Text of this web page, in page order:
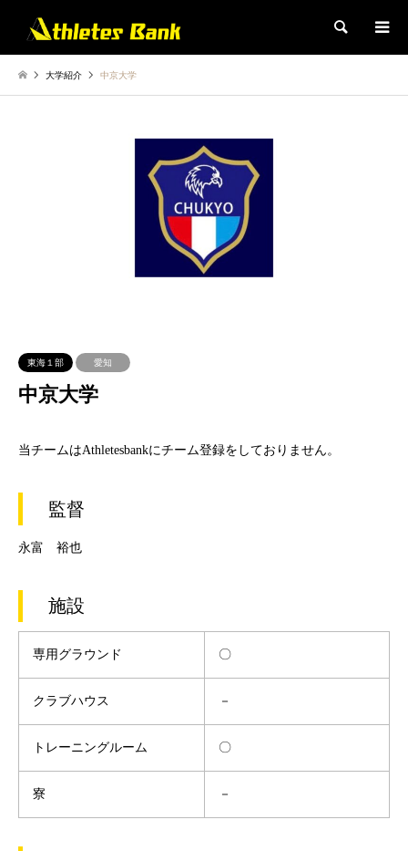
検索
大学紹介 中京大学
東海１部 愛知
中京大学
当チームはAthletesbankにチーム登録をしておりません。
監督
永富 裕也
施設
専用グラウンド 〇
クラブハウス －
トレーニングルーム 〇
寮 －